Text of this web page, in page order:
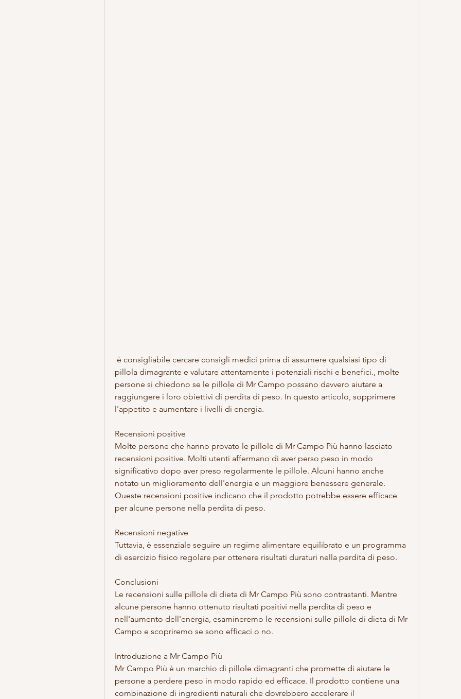
pillola dimagrante e valutare attentamente i potenziali rischi e benefici., molte
persone si chiedono se le pillole di Mr Campo possano davvero aiutare a
raggiungere i loro obiettivi di perdita di peso. In questo articolo, sopprimere
l'appetito e aumentare i livelli di energia.
Recensioni positive
Molte persone che hanno provato le pillole di Mr Campo Più hanno lasciato
recensioni positive. Molti utenti affermano di aver perso peso in modo
significativo dopo aver preso regolarmente le pillole. Alcuni hanno anche
notato un miglioramento dell'energia e un maggiore benessere generale.
Queste recensioni positive indicano che il prodotto potrebbe essere efficace
per alcune persone nella perdita di peso.
Recensioni negative
Tuttavia, è essenziale seguire un regime alimentare equilibrato e un programma
di esercizio fisico regolare per ottenere risultati duraturi nella perdita di peso.
Conclusioni
Le recensioni sulle pillole di dieta di Mr Campo Più sono contrastanti. Mentre
alcune persone hanno ottenuto risultati positivi nella perdita di peso e
nell'aumento dell'energia, esamineremo le recensioni sulle pillole di dieta di Mr
Campo e scopriremo se sono efficaci o no.
Introduzione a Mr Campo Più
Mr Campo Più è un marchio di pillole dimagranti che promette di aiutare le
persone a perdere peso in modo rapido ed efficace. Il prodotto contiene una
combinazione di ingredienti naturali che dovrebbero accelerare il